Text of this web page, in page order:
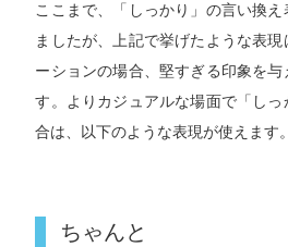
ここまで、「しっかり」の言い換
ましたが、上記で挙げたような表
ーションの場合、堅すぎる印象を与
す。よりカジュアルな場面で「し
合は、以下のような表現が使えます。
ちゃんと